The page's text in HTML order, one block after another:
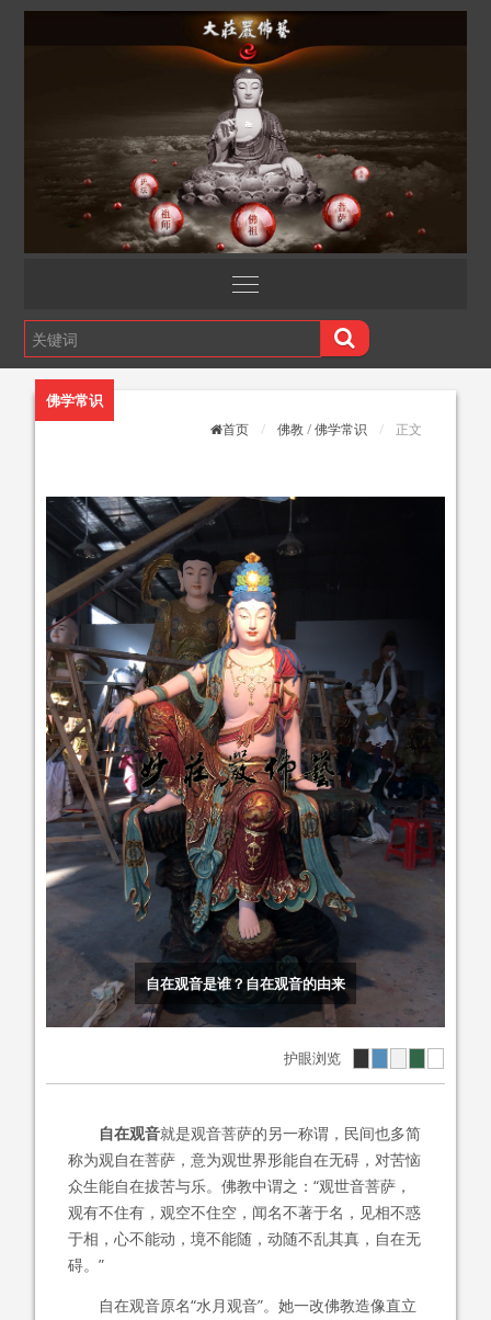
佛学常识
首页 佛教/佛学常识 正文
自在观音是谁？自在观音的由来
护眼浏览
自在观音就是观音菩萨的另一称谓，民间也多简
称为观自在菩萨，意为观世界形能自在无碍，对苦恼
众生能自在拔苦与乐。佛教中谓之：“观世音菩萨，
观有不住有，观空不住空，闻名不著于名，见相不惑
于相，心不能动，境不能随，动随不乱其真，自在无
碍。”
自在观音原名“水月观音”。她一改佛教造像直立